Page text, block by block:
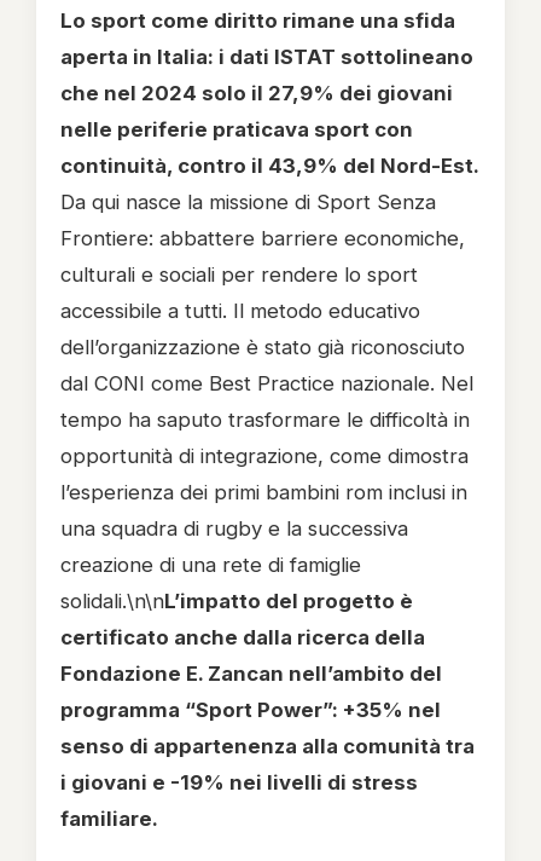
Lo sport come diritto rimane una sfida
aperta in Italia: i dati ISTAT sottolineano
che nel 2024 solo il 27,9% dei giovani
nelle periferie praticava sport con
continuità, contro il 43,9% del Nord-Est.
Da qui nasce la missione di Sport Senza
Frontiere: abbattere barriere economiche,
culturali e sociali per rendere lo sport
accessibile a tutti. Il metodo educativo
dell’organizzazione è stato già riconosciuto
dal CONI come Best Practice nazionale. Nel
tempo ha saputo trasformare le difficoltà in
opportunità di integrazione, come dimostra
l’esperienza dei primi bambini rom inclusi in
una squadra di rugby e la successiva
creazione di una rete di famiglie
solidali.\n\nL’impatto del progetto è
certificato anche dalla ricerca della
Fondazione E. Zancan nell’ambito del
programma “Sport Power”: +35% nel
senso di appartenenza alla comunità tra
i giovani e -19% nei livelli di stress
familiare.